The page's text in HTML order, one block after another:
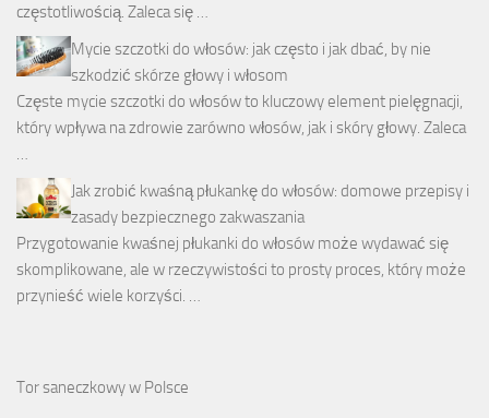
częstotliwością. Zaleca się …
Mycie szczotki do włosów: jak często i jak dbać, by nie
szkodzić skórze głowy i włosom
Częste mycie szczotki do włosów to kluczowy element pielęgnacji,
który wpływa na zdrowie zarówno włosów, jak i skóry głowy. Zaleca
Jak zrobić kwaśną płukankę do włosów: domowe przepisy i
zasady bezpiecznego zakwaszania
Przygotowanie kwaśnej płukanki do włosów może wydawać się
skomplikowane, ale w rzeczywistości to prosty proces, który może
przynieść wiele korzyści. …
Tor saneczkowy w Polsce